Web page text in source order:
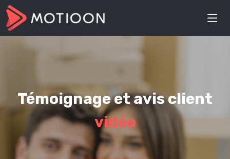
Témoignage et avis client
vidéo